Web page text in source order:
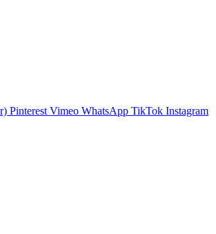
Pinterest Vimeo WhatsApp TikTok Instagram